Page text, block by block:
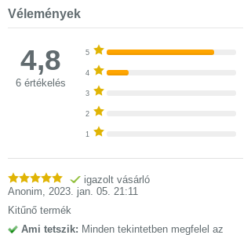
Vélemények
4,8
6 értékelés
5
4
3
2
1
igazolt vásárló
Anonim, 2023. jan. 05. 21:11
Kitűnő termék
Ami tetszik: Minden tekintetben megfelel az